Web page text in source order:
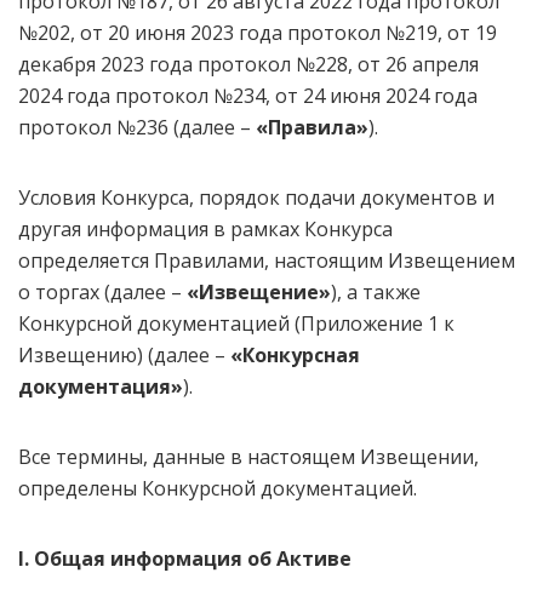
№202, от 20 июня 2023 года протокол №219, от 19
декабря 2023 года протокол №228, от 26 апреля
2024 года протокол №234, от 24 июня 2024 года
протокол №236 (далее – «Правила»).
Условия Конкурса, порядок подачи документов и
другая информация в рамках Конкурса
определяется Правилами, настоящим Извещением
о торгах (далее – «Извещение»), а также
Конкурсной документацией (Приложение 1 к
Извещению) (далее – «Конкурсная
документация»).
Все термины, данные в настоящем Извещении,
определены Конкурсной документацией.
I. Общая информация об Активе